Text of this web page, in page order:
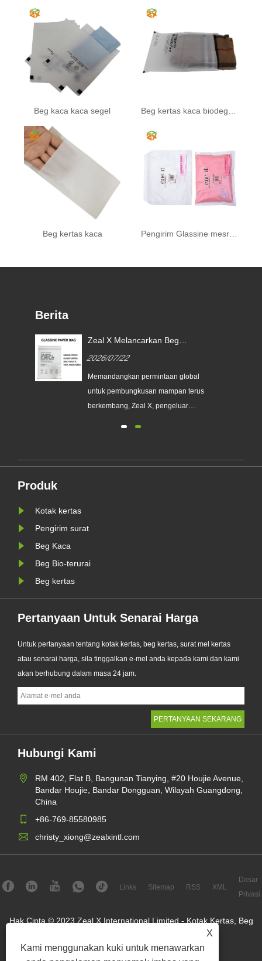
Beg kaca kaca segel
Beg kertas kaca
X
Kami menggunakan kuki untuk menawarkan
Berita
Zeal X Melancarkan Beg
Membantu Jenama Global
Menggantikan Pembungkusan
Plastik Sekali Pakai
2026/07/22
Memandangkan permintaan global
untuk pembungkusan mampan terus
berkembang, Zeal X, pengeluar
dinaik taraf secara rasmi. Direka
Produk
Kotak kertas
Pengirim surat
Beg Kaca
Beg Bio-terurai
Beg kertas
Pertanyaan Untuk Senarai Harga
Untuk pertanyaan tentang kotak kertas, beg kertas, surat mel kertas
atau senarai harga, sila tinggalkan e-mel anda kepada kami dan kami
akan berhubung dalam masa 24 jam.
Hubungi Kami
RM 402, Flat B, Bangunan Tianying, #20 Houjie Avenue,
Bandar Houjie, Bandar Dongguan, Wilayah Guangdong,
China
+86-769-85580985
christy_xiong@zealxintl.com
Links Sitemap RSS XML
Dasar
Privasi
Hak Cipta © 2023 Zeal X International Limited - Kotak Kertas, Beg
Kertas, Pengirim Kertas - Hak Cipta Terpelihara.